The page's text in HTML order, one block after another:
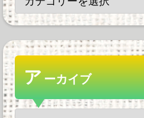
アーカイブ